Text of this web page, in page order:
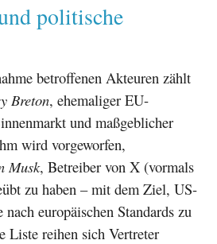
politische
betroffenen Akteuren zählt
Breton, ehemaliger EU-
und maßgeblicher
wird vorgeworfen,
Musk, Betreiber von X (vormals
zu haben – mit dem Ziel, US-
europäischen Standards zu
Liste reihen sich Vertreter